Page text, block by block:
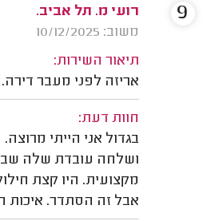
רועי מ. תל אביב.
משוב: 10/12/2025
תיאור השירות:
אריזה לפני מעבר דירה.
חוות דעת:
בגדול אני הייתי
ושלחה עובדת שלה
מקצועית. היו קצת
אבל זה הסתדר. איכות
9